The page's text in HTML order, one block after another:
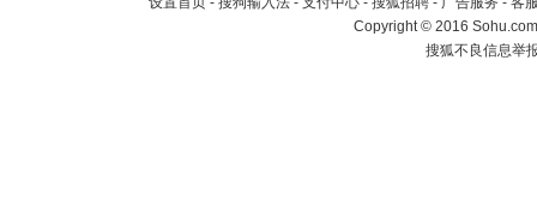
Copyright©2016
搜狐不良信息举